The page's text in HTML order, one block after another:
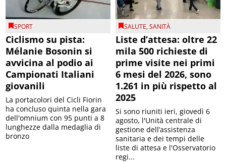
SPORT
Ciclismo su pista:
Mélanie Bosonin si
avvicina al podio ai
Campionati Italiani
giovanili
La portacolori del Cicli Fiorin
ha concluso quinta nella gara
dell'omnium con 95 punti a 8
lunghezze dalla medaglia di
bronzo
SALUTE,SANITÀ
Liste d’attesa: oltre 22
mila 500 richieste di
prime visite nei primi
6 mesi del 2026, sono
1.261 in più rispetto al
2025
Si sono riuniti ieri, giovedì 6
agosto, l'Unità centrale di
gestione dell’assistenza
sanitaria e dei tempi delle
liste di attesa e l'Osservatorio
regi...